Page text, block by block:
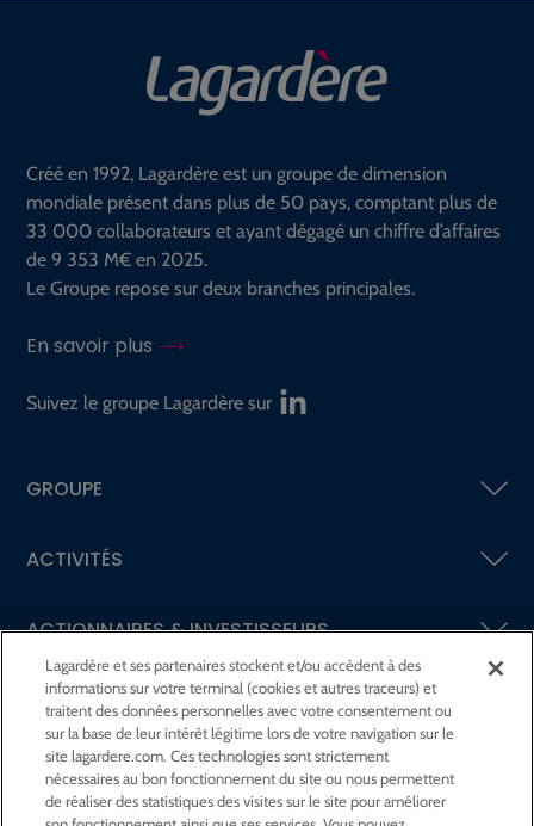
Créé en 1992, Lagardère est un groupe de dimension
mondiale présent dans plus de 50 pays, comptant plus de
33 000 collaborateurs et ayant dégagé un chiffre d’affaires
de 9 353 M€ en 2025.
Le Groupe repose sur deux branches principales.
En savoir plus
Suivez le groupe Lagardère sur
GROUPE
ACTIVITÉS
ACTIONNAIRES &INVESTISSEURS
LA RSECHEZ LAGARDÈRE
LA FONDATIONJEAN‑LUC LAGARDÈRE
Lagardère et ses partenaires stockent et/ou accèdent à des
informations sur votre terminal (cookies et autres traceurs) et
traitent des données personnelles avec votre consentement ou
sur la base de leur intérêt légitime lors de votre navigation sur le
site lagardere.com. Ces technologies sont strictement
nécessaires au bon fonctionnement du site ou nous permettent
de réaliser des statistiques des visites sur le site pour améliorer